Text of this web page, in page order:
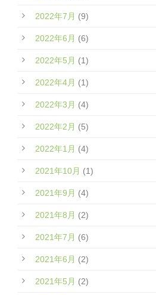
2022年7月 (9)
2022年6月 (6)
2022年5月 (1)
2022年4月 (1)
2022年3月 (4)
2022年2月 (5)
2022年1月 (4)
2021年10月 (1)
2021年9月 (4)
2021年8月 (2)
2021年7月 (6)
2021年6月 (2)
2021年5月 (2)